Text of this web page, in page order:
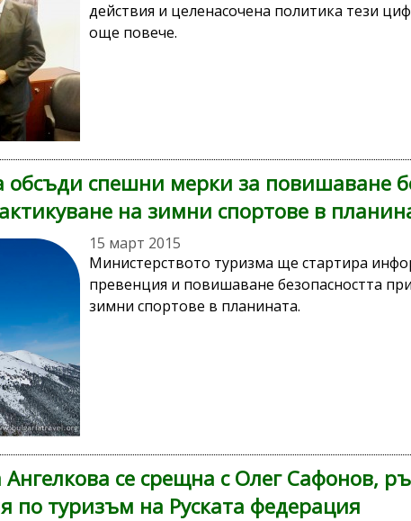
действия и целенасочена политика тези
още повече.
спешни мерки за повишаване
на зимни спортове в
15 март 2015
Министерството туризма ще стартира
превенция и повишаване безопасността
зимни спортове в планината.
се срещна с Олег Сафонов,
по туризъм на Руската федерация